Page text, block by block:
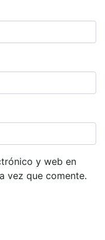
y web en
vez que comente.